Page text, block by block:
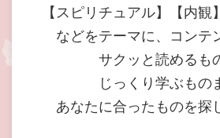
【スピリチュアル】【内観
などをテーマに、コンテ
サクッと読めるも
じっくり学ぶもの
あなたに合ったものを探